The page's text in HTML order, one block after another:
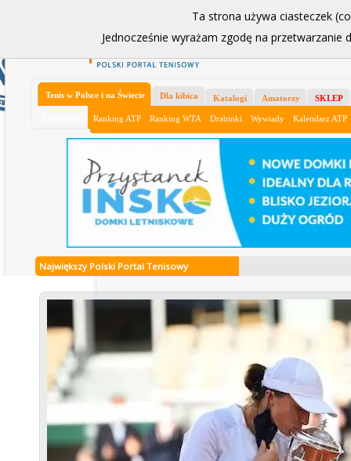
Ładowanie
Tenis w Polsce i na Świecie
Ranking ATP Ranking WTA Drabinki Wywiady Kalendarz ATP
Dla kibica Katalogi Amatorzy SKLEP
Największy Polski Portal Tenisowy
Ta strona używa ciasteczek
Jednocześnie wyrażam zgodę na